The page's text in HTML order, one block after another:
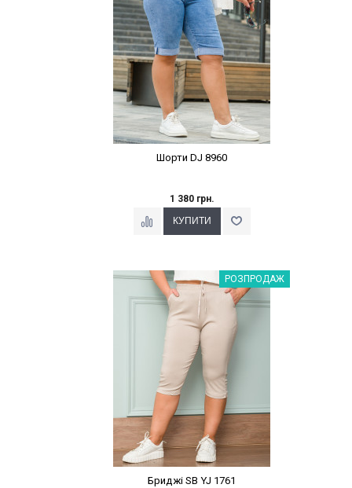
Шорти DJ 8960
1 380 грн.
Наклейки Варіант з %РОЗПРОДАЖ
Бриджі SB YJ 1761